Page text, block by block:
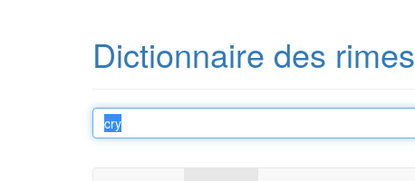
Dictionnaire des rimes